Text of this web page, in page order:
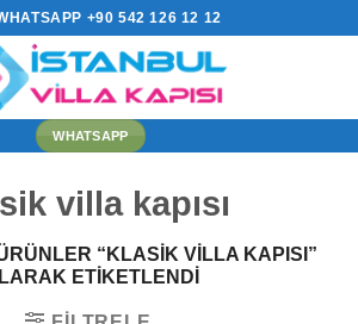
+90 542 126 12 12
WHATSAPP
villa kapısı
“KLASIK VILLA KAPISI”
ETIKETLENDI